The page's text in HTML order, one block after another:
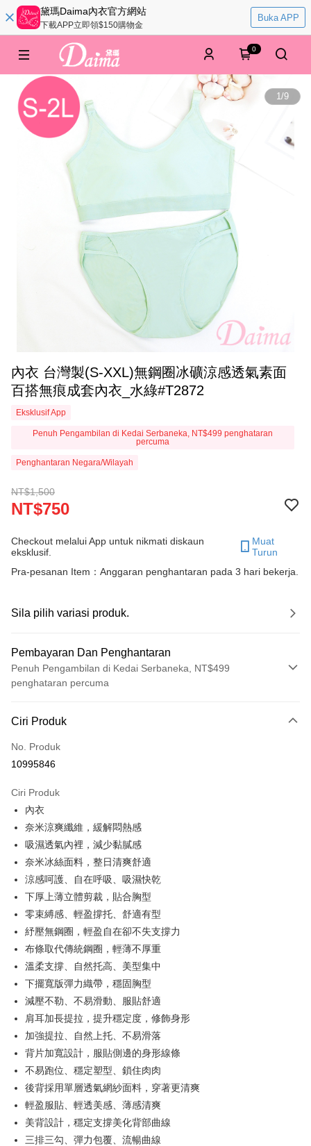
黛瑪Daima內衣官方網站
下載APP立即領$150購物金
Buka APP
0
1/9
內衣 台灣製(S-XXL)無鋼圈冰礦涼感透氣素面
百搭無痕成套內衣_水綠#T2872
Eksklusif App
Penuh Pengambilan di Kedai Serbaneka, NT$499 penghataran
percuma
Penghantaran Negara/Wilayah
NT$1,500
NT$750
Checkout melalui App untuk nikmati diskaun
eksklusif.
Muat
Turun
Pra-pesanan Item：Anggaran penghantaran pada 3 hari bekerja.
Sila pilih variasi produk.
Pembayaran Dan Penghantaran
Penuh Pengambilan di Kedai Serbaneka, NT$499
penghataran percuma
Kad Kredit (Bayaran Penuh)
Pengambilan di Kedai Serbaneka
Apple Pay
JKOPAY
Easy Wallet
Plus PAY
[Terma Penggunaan untuk OP Pay Later]
Perkhidmatan ini disediakan oleh Taiwan Mobile dan tersedia untuk
pengguna Taiwan Mobile tanpa memerlukan permohonan tambahan.
Jika anda memilih OP Pay Later sebagai kaedah pembayaran, sistem
akan mengarahkan anda secara automatik ke proses transaksi OP Pay
mudah alih anda, memilih bilangan ansuran, dan menetapkan tarikh
akhir pembayaran. Transaksi akan dianggap selesai setelah pembayaran
disahkan.
Had kredit yang diluluskan, tempoh ansuran yang tersedia, dan yuran
yang dikenakan adalah tertakluk kepada maklumat yang dinyatakan
Jika transaksi tidak disahkan dalam masa 30 minit selepas pesanan
AFTEE
Deskripsi
Pertama, Mengenai Perkhidmatan AFTEE Beli Sekarang Bayar Kemudian
1. Dengan memilih AFTEE sebagai kaedah pembayaran, mesej
pengesahan AFTEE akan muncul.
2. Anda boleh meneruskan pembayaran selepas pengesahan SMS.
3. Tiada bayaran diperlukan apabila pesanan disahkan. Produk akan
4. Setelah pesanan disahkan, anda akan menerima SMS pembayaran
manakala ahli aplikasi akan menerima pemberitahuan tolak aplikasi
AFTEE.
5. Tiada bayaran diperlukan apabila anda menerima produk. Sila buat
pembayaran di empat kedai serbaneka utama, ATM atau perbankan
dalam talian dengan SMS pembayaran atau pemberitahuan tolak aplikasi
「Hami Point」為中華電信所提供之點數服務，可於會員專區綁定中華電信
會員帳號後，即可在購物車使用 Hami Point 折抵消費金額 (1點等於1元)。
Pemindahan ATM
Tunai semasa Penghantaran
Pilihan Penghantaran
全家取貨付款
NT$80/pesanan | Penghantaran percuma untuk pesanan
Ciri Produk
No. Produk
10995846
Ciri Produk
內衣
奈米涼爽纖維，緩解悶熱感
吸濕透氣內裡，減少黏膩感
奈米冰絲面料，整日清爽舒適
涼感呵護、自在呼吸、吸濕快乾
下厚上薄立體剪裁，貼合胸型
零束縛感、輕盈撐托、舒適有型
紓壓無鋼圈，輕盈自在卻不失支撐力
布條取代傳統鋼圈，輕薄不厚重
溫柔支撐、自然托高、美型集中
下擺寬版彈力織帶，穩固胸型
減壓不勒、不易滑動、服貼舒適
肩耳加長提拉，提升穩定度，修飾身形
加強提拉、自然上托、不易滑落
背片加寬設計，服貼側邊的身形線條
不易跑位、穩定塑型、鎖住肉肉
後背採用單層透氣網紗面料，穿著更清爽
輕盈服貼、輕透美感、薄感清爽
美背設計，穩定支撐美化背部曲線
三排三勾、彈力包覆、流暢曲線